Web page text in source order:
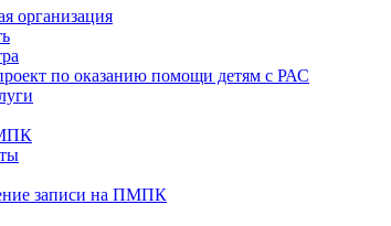
организация
по оказанию помощи детям с РАС
записи на ПМПК